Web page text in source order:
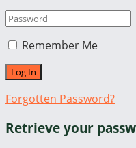
Remember Me
Forgotten Password?
Retrieve your